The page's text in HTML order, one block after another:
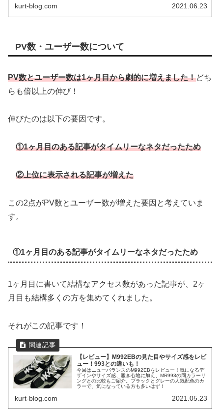
kurt-blog.com 2021.06.23
PV数・ユーザー数について
PV数とユーザー数は1ヶ月目から劇的に増えました！どち
らも倍以上の伸び！
伸びたのは以下の要因です。
①1ヶ月目のある記事がタイムリーなネタだったため
②上位に表示される記事が増えた
この2点がPV数とユーザー数が増えた要因と考えていま
す。
①1ヶ月目のある記事がタイムリーなネタだったため
1ヶ月目に書いて結構なアクセス数があった記事が、2ヶ
月目も結構多くの方を集めてくれました。
それがこの記事です！
【レビュー】M992EBの見た目やサイズ感をレビ
ュー！993との違いも！
今回はニューバランスのM992EBをレビュー！気になるデ
ザインやサイズ感、履き心地に加え、MR993の同カラーリ
ングとの比較もご紹介。ブラックとグレーの人気配色のカ
ラーで、気になっている方も多いはず！
kurt-blog.com 2021.05.23